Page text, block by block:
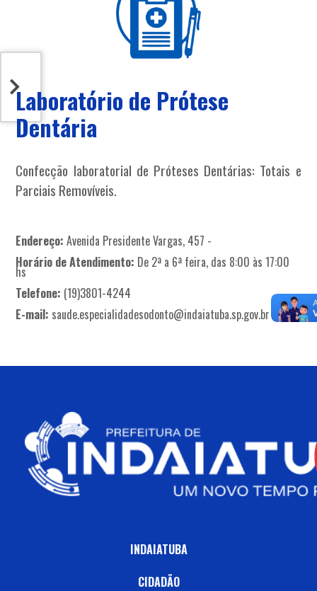
Laboratório de Prótese
Dentária
Confecção laboratorial de Próteses Dentárias: Totais e
Parciais Removíveis.
Endereço: Avenida Presidente Vargas, 457 -
Horário de Atendimento: De 2ª a 6ª feira, das 8:00 às 17:00
hs
Telefone: (19)3801-4244
E-mail: saude.especialidadesodonto@indaiatuba.sp.gov.br
INDAIATUBA
CIDADÃO